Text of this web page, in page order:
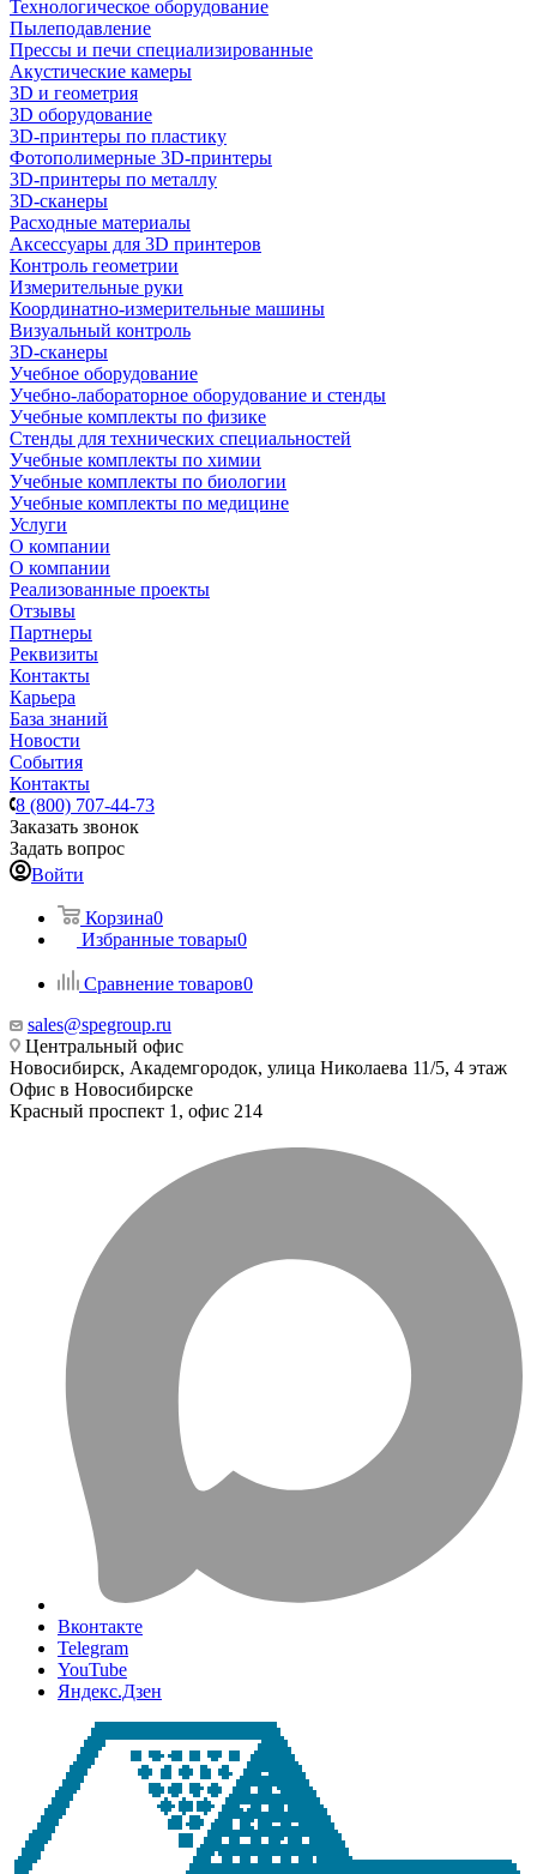
Технологическое оборудование
Пылеподавление
Прессы и печи специализированные
Акустические камеры
3D и геометрия
3D оборудование
3D-принтеры по пластику
Фотополимерные 3D-принтеры
3D-принтеры по металлу
3D-сканеры
Расходные материалы
Аксессуары для 3D принтеров
Контроль геометрии
Измерительные руки
Координатно-измерительные машины
Визуальный контроль
3D-сканеры
Учебное оборудование
Учебно-лабораторное оборудование и стенды
Учебные комплекты по физике
Стенды для технических специальностей
Учебные комплекты по химии
Учебные комплекты по биологии
Учебные комплекты по медицине
Услуги
О компании
О компании
Реализованные проекты
Отзывы
Партнеры
Реквизиты
Контакты
Карьера
База знаний
Новости
События
Контакты
8 (800) 707-44-73
Заказать звонок
Задать вопрос
Войти
Корзина0
Избранные товары0
Сравнение товаров0
sales@spegroup.ru
Центральный офис
Новосибирск, Академгородок, улица Николаева 11/5, 4 этаж
Офис в Новосибирске
Красный проспект 1, офис 214
Вконтакте
Telegram
YouTube
Яндекс.Дзен